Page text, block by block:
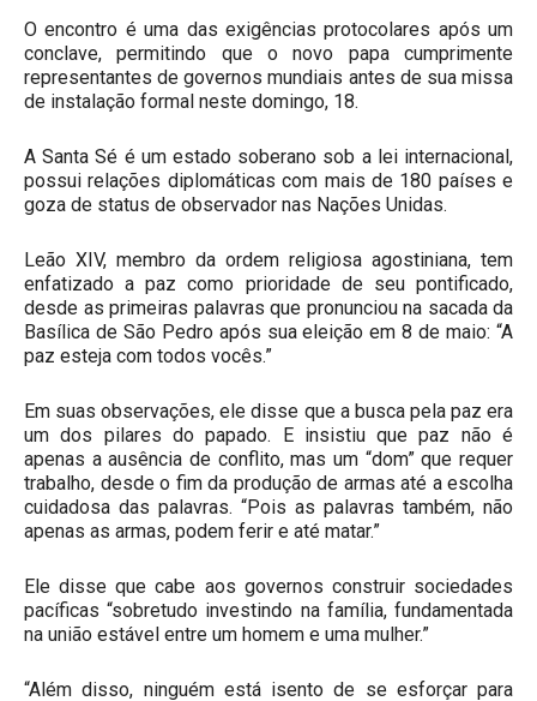
O encontro é uma das exigências protocolares após um
conclave, permitindo que o novo papa cumprimente
representantes de governos mundiais antes de sua missa
de instalação formal neste domingo, 18.
A Santa Sé é um estado soberano sob a lei internacional,
possui relações diplomáticas com mais de 180 países e
goza de status de observador nas Nações Unidas.
Leão XIV, membro da ordem religiosa agostiniana, tem
enfatizado a paz como prioridade de seu pontificado,
desde as primeiras palavras que pronunciou na sacada da
Basílica de São Pedro após sua eleição em 8 de maio: “A
paz esteja com todos vocês.”
Em suas observações, ele disse que a busca pela paz era
um dos pilares do papado. E insistiu que paz não é
apenas a ausência de conflito, mas um “dom” que requer
trabalho, desde o fim da produção de armas até a escolha
cuidadosa das palavras. “Pois as palavras também, não
apenas as armas, podem ferir e até matar.”
Ele disse que cabe aos governos construir sociedades
pacíficas “sobretudo investindo na família, fundamentada
na união estável entre um homem e uma mulher.”
“Além disso, ninguém está isento de se esforçar para